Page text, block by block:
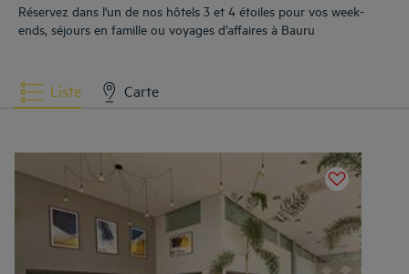
Réservez dans l'un de nos hôtels 3 et 4 étoiles pour vos week-
ends, séjours en famille ou voyages d’affaires à Bauru
Liste Carte